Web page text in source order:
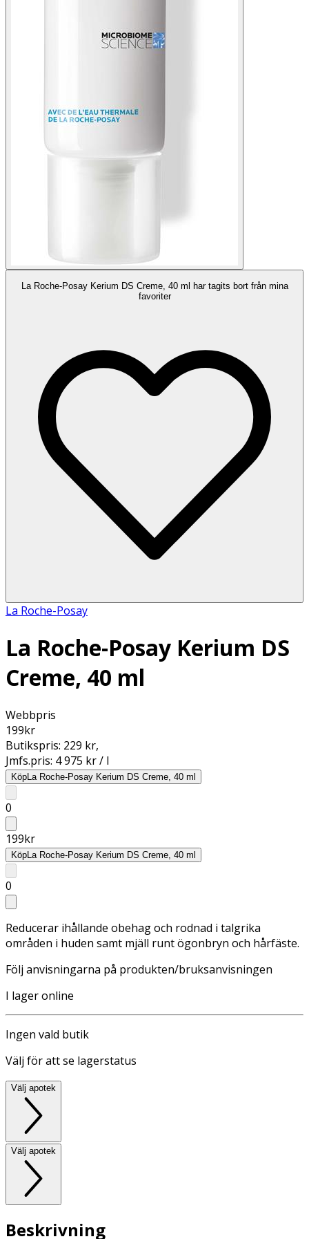
La Roche-Posay Kerium DS Creme, 40 ml har tagits bort från mina
favoriter
La Roche-Posay
La Roche-Posay Kerium DS
Creme, 40 ml
Webbpris
199kr
Butikspris: 229 kr,
Jmfs.pris: 4 975 kr / l
KöpLa Roche-Posay Kerium DS Creme, 40 ml
0
199kr
KöpLa Roche-Posay Kerium DS Creme, 40 ml
0
Reducerar ihållande obehag och rodnad i talgrika
områden i huden samt mjäll runt ögonbryn och hårfäste.
Följ anvisningarna på produkten/bruksanvisningen
I lager online
Ingen vald butik
Välj för att se lagerstatus
Välj apotek
Välj apotek
Beskrivning